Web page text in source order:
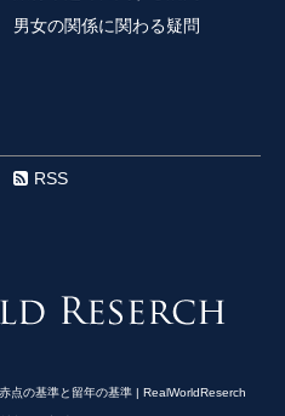
男女の関係に関わる疑問
RSS
点の基準と留年の基準 | RealWorldReserch